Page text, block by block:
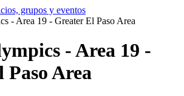
grupos y eventos
- Area 19 - Greater El Paso Area
- Area 19 -
Paso Area